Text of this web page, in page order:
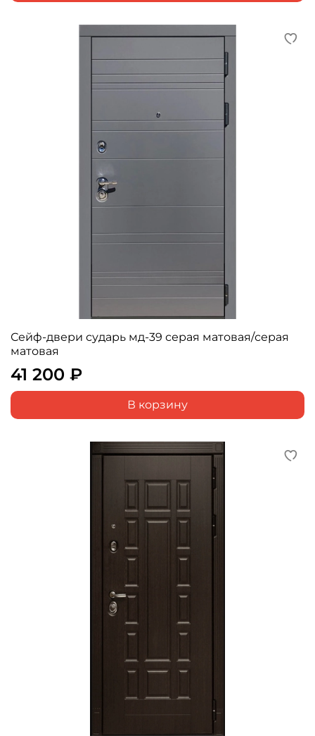
Сейф-двери сударь мд-39 серая матовая/серая
матовая
41 200 ₽
В корзину